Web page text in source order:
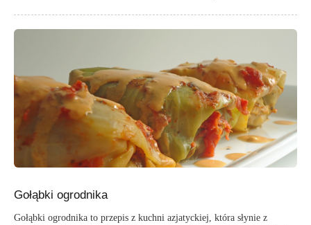
Gołąbki ogrodnika
Gołąbki ogrodnika to przepis z kuchni azjatyckiej, która słynie z